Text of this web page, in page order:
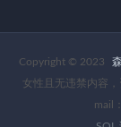
Copyright © 2023
女性且无违禁内容
mail